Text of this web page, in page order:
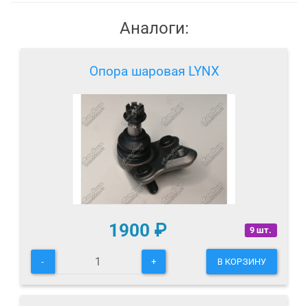
Аналоги:
Опора шаровая LYNX
9 шт.
1900 ₽
- + В КОРЗИНУ